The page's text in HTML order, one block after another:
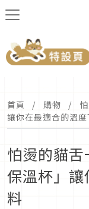
首頁 購物
讓你在最適合的溫
怕燙的貓
保溫杯」
料